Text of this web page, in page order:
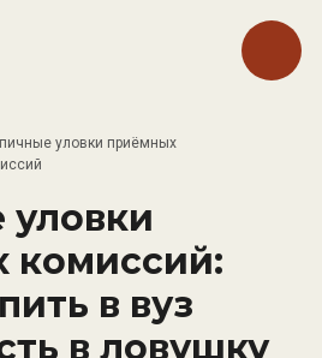
уловки приёмных
комиссий:
в вуз
в ловушку